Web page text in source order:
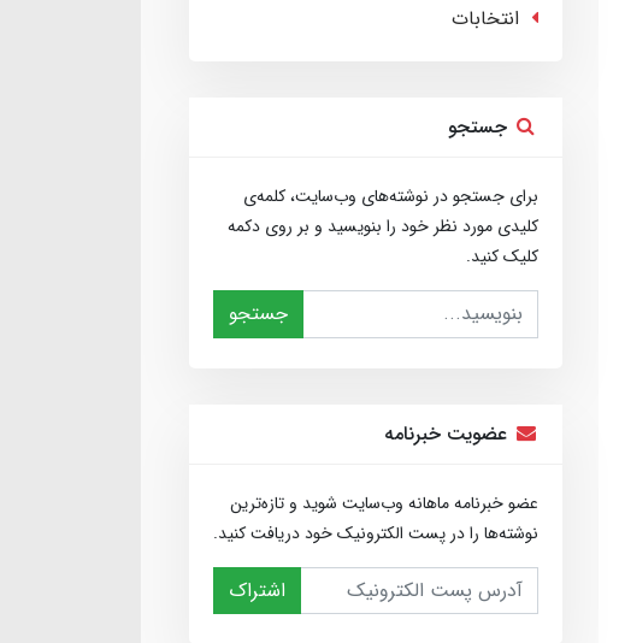
انتخابات
جستجو
برای جستجو در نوشته‌های وب‌سایت، کلمه‌ی
کلیدی مورد نظر خود را بنویسید و بر روی دکمه
کلیک کنید.
جستجو
عضویت خبرنامه
عضو خبرنامه ماهانه وب‌سایت شوید و تازه‌ترین
نوشته‌ها را در پست الکترونیک خود دریافت کنید.
اشتراک